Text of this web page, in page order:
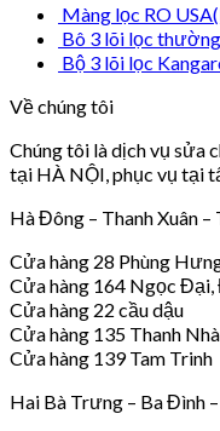
Màng lọc RO
Bô 3 lõi lọc thường
Bộ 3 lõi lọc
Về chúng tôi
Chúng tôi là dịch vụ sửa
tại HÀ NỘI, phục vụ tại
Hà Đông – Thanh Xuân –
Cửa hàng 28 Phùng
Cửa hàng 164 Ngọc
Cửa hàng 22 cầu dậu
Cửa hàng 135 Thanh
Cửa hàng 139 Tam Trinh
Hai Bà Trưng – Ba Đình